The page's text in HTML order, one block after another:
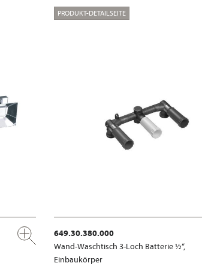
PRODUKT-DETAILSEITE
649.30.380.000
Wand-Waschtisch 3-Loch Batterie ½“,
Einbaukörper